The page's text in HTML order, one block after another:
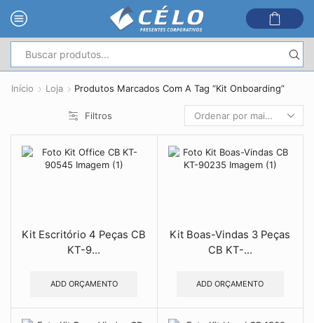
de
pesquisa
Início Loja Produtos Marcados Com A Tag “Kit Onboarding”
Filtros
Kit Escritório 4 Peças CB
KT-9...
ADD ORÇAMENTO
Kit Boas-Vindas 3 Peças
CB KT-...
ADD ORÇAMENTO